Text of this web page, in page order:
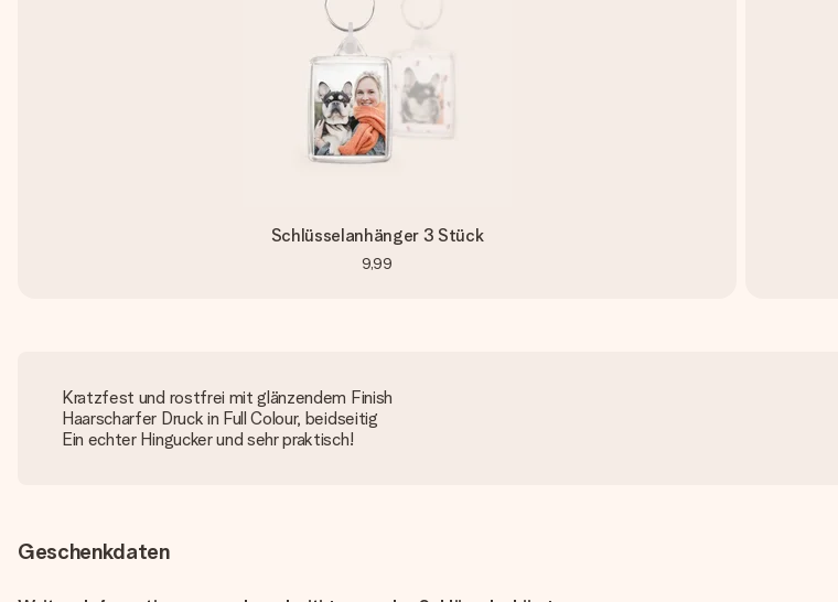
Schlüsselanhänger 3 Stück
9,99
Kratzfest und rostfrei mit glänzendem Finish
Haarscharfer Druck in Full Colour, beidseitig
Ein echter Hingucker und sehr praktisch!
Geschenkdaten